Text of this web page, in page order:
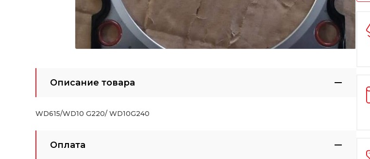
Описание товара
WD615/WD10 G220/ WD10G240
Оплата